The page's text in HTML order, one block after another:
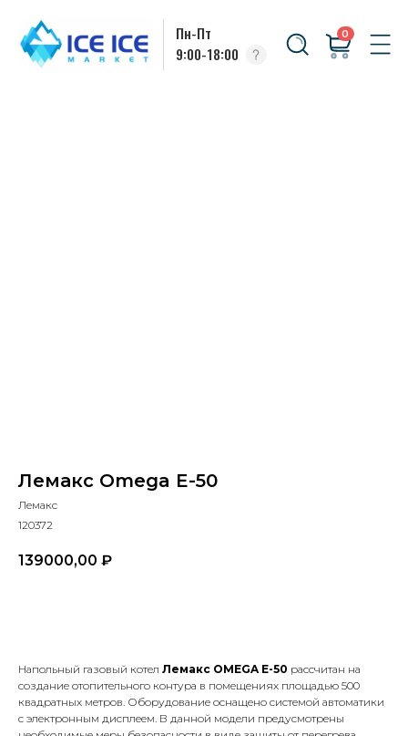
9:00-18:00
Лемакс Omega E-50
Лемакс
120372
139000,00 ₽
Напольный газовый котел Лемакс OMEGA E-50 рассчитан на
создание отопительного контура в помещениях площадью 500
квадратных метров. Оборудование оснащено системой автоматики
с электронным дисплеем. В данной модели предусмотрены